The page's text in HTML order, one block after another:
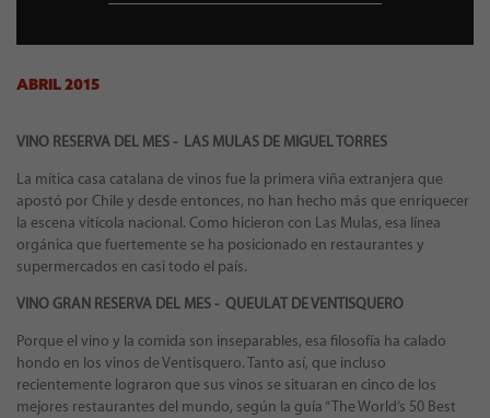
ABRIL 2015
VINO RESERVA DEL MES - LAS MULAS DE MIGUEL TORRES
La mítica casa catalana de vinos fue la primera viña extranjera que
apostó por Chile y desde entonces, no han hecho más que enriquecer
la escena vitícola nacional. Como hicieron con Las Mulas, esa línea
orgánica que fuertemente se ha posicionado en restaurantes y
supermercados en casi todo el país.
VINO GRAN RESERVA DEL MES - QUEULAT DE VENTISQUERO
Porque el vino y la comida son inseparables, esa filosofía ha calado
hondo en los vinos de Ventisquero. Tanto así, que incluso
recientemente lograron que sus vinos se situaran en cinco de los
mejores restaurantes del mundo, según la guía “The World’s 50 Best